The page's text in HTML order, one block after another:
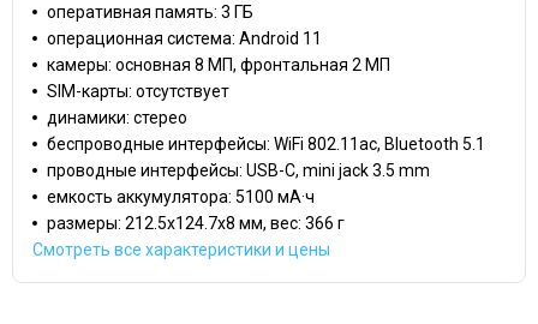
оперативная память: 3 ГБ
операционная система: Android 11
камеры: основная 8 МП, фронтальная 2 МП
SIM-карты: отсутствует
динамики: стерео
беспроводные интерфейсы: WiFi 802.11ac, Bluetooth 5.1
проводные интерфейсы: USB-C, mini jack 3.5 mm
емкость аккумулятора: 5100 мА·ч
размеры: 212.5x124.7x8 мм, вес: 366 г
Смотреть все характеристики и цены